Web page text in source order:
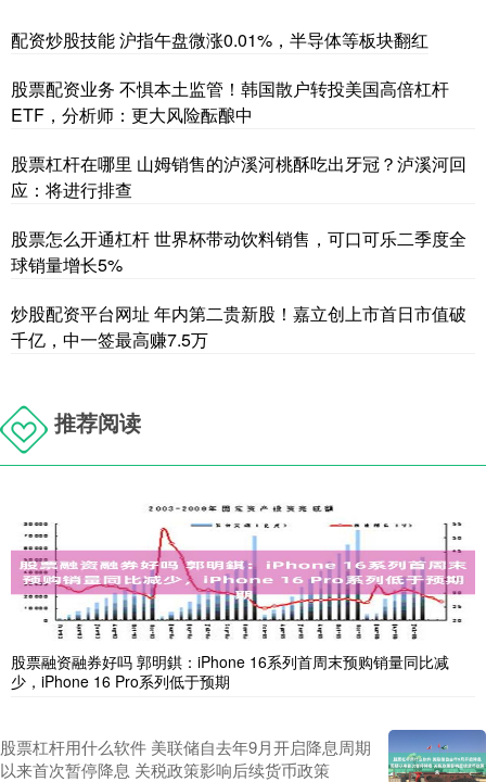
配资炒股技能 沪指午盘微涨0.01%，半导体等板块翻红
股票配资业务 不惧本土监管！韩国散户转投美国高倍杠杆
ETF，分析师：更大风险酝酿中
股票杠杆在哪里 山姆销售的泸溪河桃酥吃出牙冠？泸溪河回
应：将进行排查
股票怎么开通杠杆 世界杯带动饮料销售，可口可乐二季度全
球销量增长5%
炒股配资平台网址 年内第二贵新股！嘉立创上市首日市值破
千亿，中一签最高赚7.5万
推荐阅读
股票融资融券好吗 郭明錤：iPhone 16系列首周末预购销量同比减
少，iPhone 16 Pro系列低于预期
股票杠杆用什么软件 美联储自去年9月开启降息周期
以来首次暂停降息 关税政策影响后续货币政策